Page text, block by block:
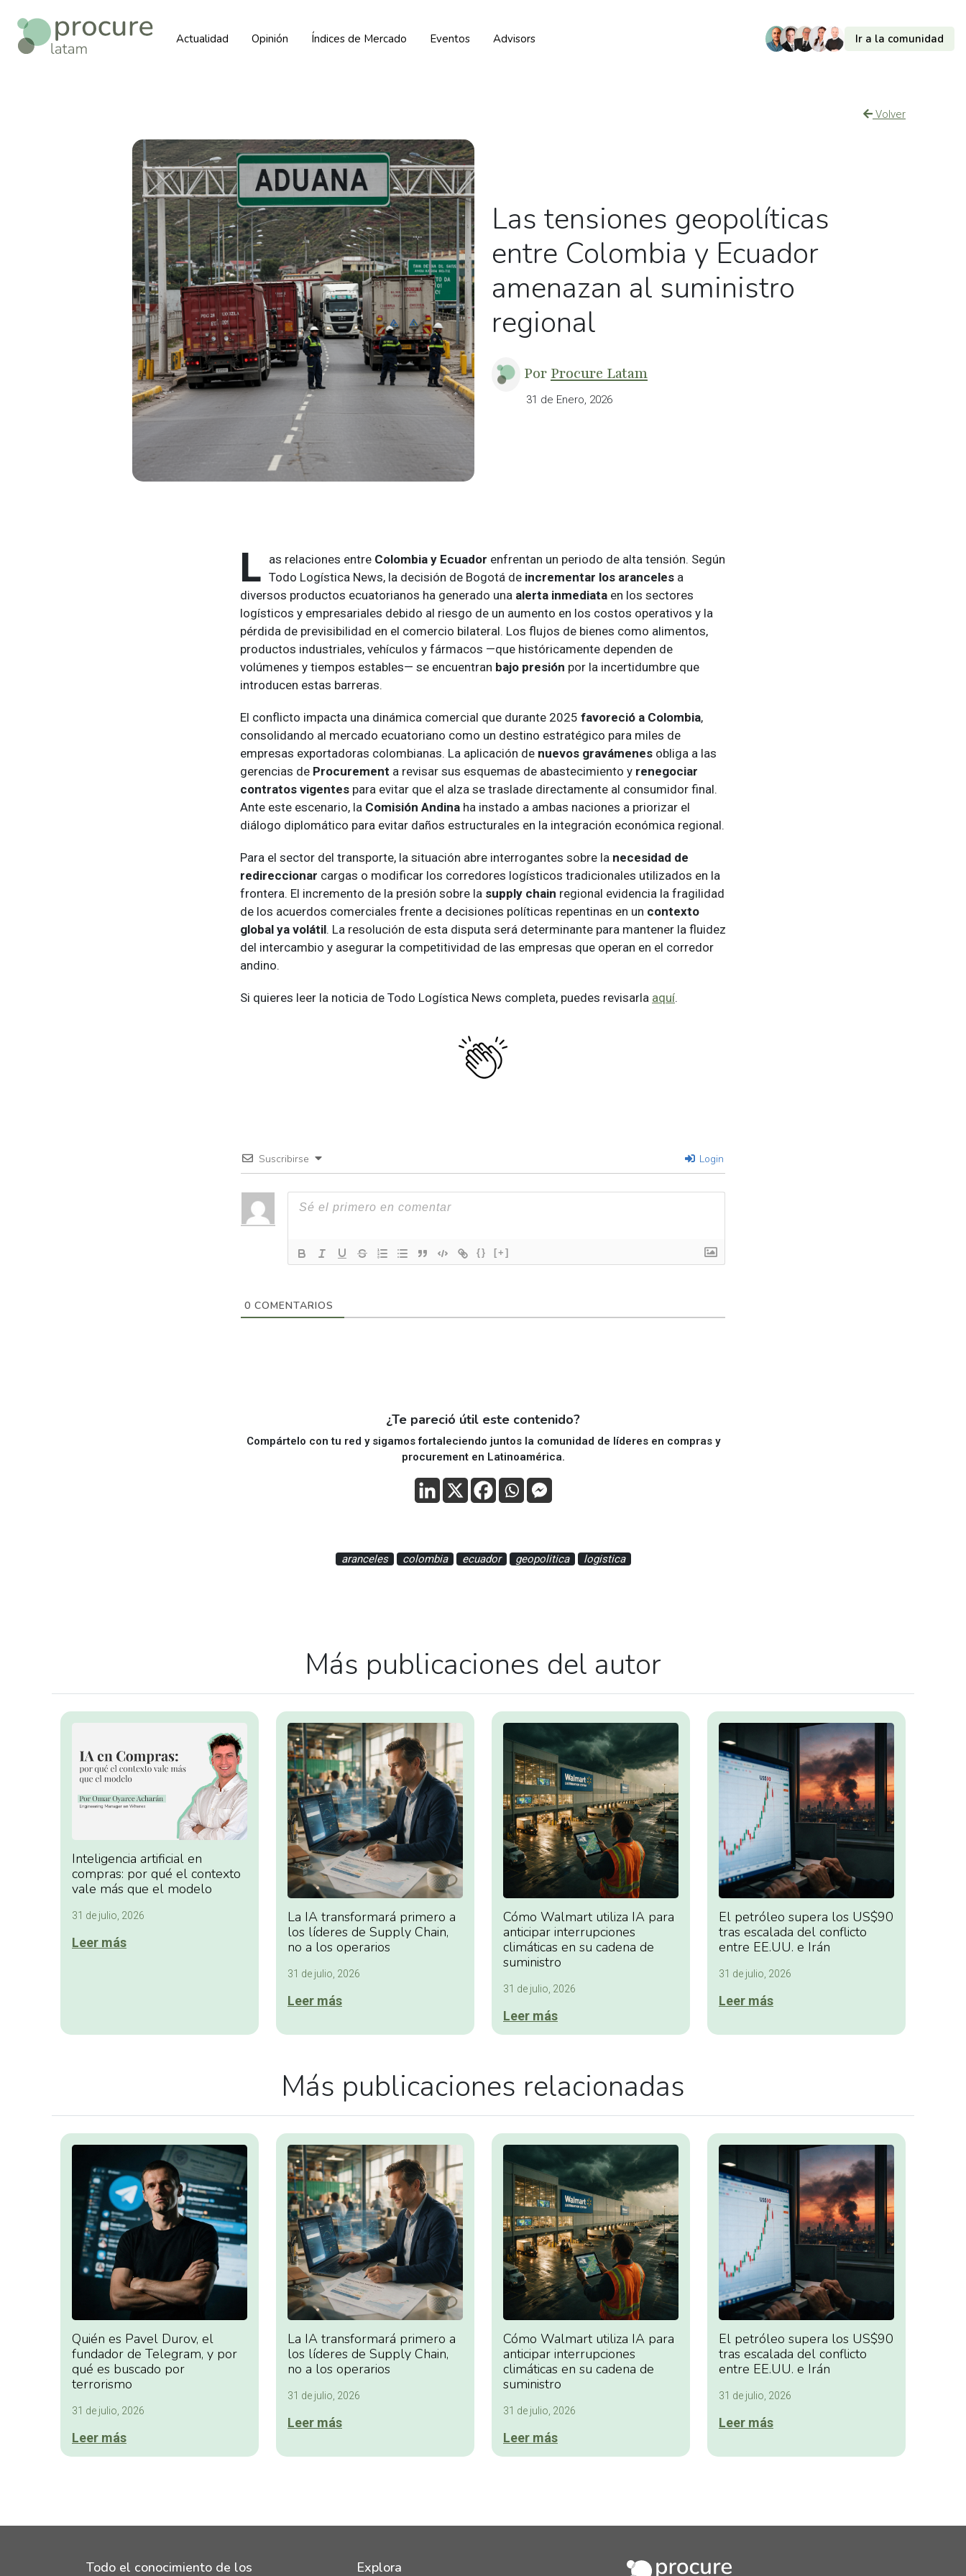
Actualidad Opinión Índices de Mercado Eventos Advisors Ir a la comunidad
Volver
Las tensiones geopolíticas
entre Colombia y Ecuador
amenazan al suministro
regional
Por Procure Latam
31 de Enero, 2026
L as relaciones entre Colombia y Ecuador enfrentan un periodo de alta tensión. Según
Todo Logística News, la decisión de Bogotá de incrementar los aranceles a
diversos productos ecuatorianos ha generado una alerta inmediata en los sectores
logísticos y empresariales debido al riesgo de un aumento en los costos operativos y la
pérdida de previsibilidad en el comercio bilateral. Los flujos de bienes como alimentos,
productos industriales, vehículos y fármacos —que históricamente dependen de
volúmenes y tiempos estables— se encuentran bajo presión por la incertidumbre que
introducen estas barreras.
El conflicto impacta una dinámica comercial que durante 2025 favoreció a Colombia,
consolidando al mercado ecuatoriano como un destino estratégico para miles de
empresas exportadoras colombianas. La aplicación de nuevos gravámenes obliga a las
gerencias de Procurement a revisar sus esquemas de abastecimiento y renegociar
contratos vigentes para evitar que el alza se traslade directamente al consumidor final.
Ante este escenario, la Comisión Andina ha instado a ambas naciones a priorizar el
diálogo diplomático para evitar daños estructurales en la integración económica regional.
Para el sector del transporte, la situación abre interrogantes sobre la necesidad de
redireccionar cargas o modificar los corredores logísticos tradicionales utilizados en la
frontera. El incremento de la presión sobre la supply chain regional evidencia la fragilidad
de los acuerdos comerciales frente a decisiones políticas repentinas en un contexto
global ya volátil. La resolución de esta disputa será determinante para mantener la fluidez
del intercambio y asegurar la competitividad de las empresas que operan en el corredor
andino.
Si quieres leer la noticia de Todo Logística News completa, puedes revisarla aquí.
Suscribirse Login
{} [+]
0 COMENTARIOS
¿Te pareció útil este contenido?
Compártelo con tu red y sigamos fortaleciendo juntos la comunidad de líderes en compras y
procurement en Latinoamérica.
aranceles colombia ecuador geopolitica logistica
Más publicaciones del autor
Inteligencia artificial en
compras: por qué el contexto
vale más que el modelo
31 de julio, 2026
Leer más
La IA transformará primero a
los líderes de Supply Chain,
no a los operarios
31 de julio, 2026
Leer más
Cómo Walmart utiliza IA para
anticipar interrupciones
climáticas en su cadena de
suministro
31 de julio, 2026
Leer más
El petróleo supera los US$90
tras escalada del conflicto
entre EE.UU. e Irán
31 de julio, 2026
Leer más
Más publicaciones relacionadas
Quién es Pavel Durov, el
fundador de Telegram, y por
qué es buscado por
terrorismo
31 de julio, 2026
Leer más
La IA transformará primero a
los líderes de Supply Chain,
no a los operarios
31 de julio, 2026
Leer más
Cómo Walmart utiliza IA para
anticipar interrupciones
climáticas en su cadena de
suministro
31 de julio, 2026
Leer más
El petróleo supera los US$90
tras escalada del conflicto
entre EE.UU. e Irán
31 de julio, 2026
Leer más
Todo el conocimiento de los
Explora